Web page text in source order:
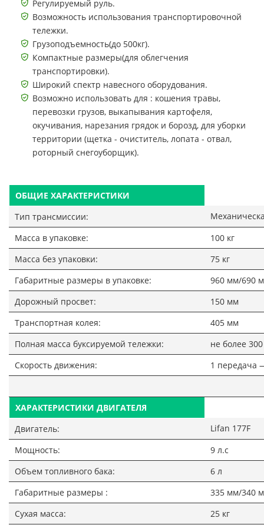
Регулируемый руль.
Возможность использования транспортировочной
тележки.
Грузоподъемность(до 500кг).
Компактные размеры(для облегчения
транспортировки).
Широкий спектр навесного оборудования.
Возможно использовать для : кошения травы,
перевозки грузов, выкапывания картофеля,
окучивания, нарезания грядок и борозд, для уборки
территории (щетка - очиститель, лопата - отвал,
роторный снегоуборщик).
ОБЩИЕ ХАРАКТЕРИСТИКИ
Тип трансмиссии:
Масса в упаковке:
100 кг
Масса без упаковки:
75 кг
Габаритные размеры в упаковке:
960 мм/690
Дорожный просвет:
150 мм
Транспортная колея:
405 мм
Полная масса буксируемой тележки:
не более 300
Скорость движения:
1 передача
ХАРАКТЕРИСТИКИ ДВИГАТЕЛЯ
Двигатель:
Lifan 177F
Мощность:
9 л.с
Объем топливного бака:
6 л
Габаритные размеры :
335 мм/340
Сухая масса:
25 кг